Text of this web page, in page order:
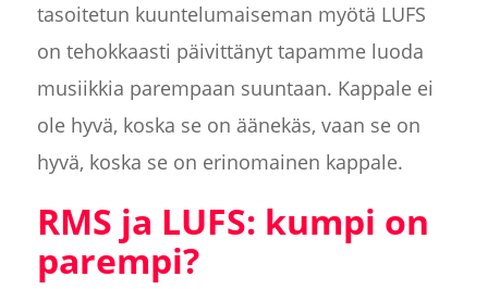
tasoitetun kuuntelumaiseman myötä LUFS
on tehokkaasti päivittänyt tapamme luoda
musiikkia parempaan suuntaan. Kappale ei
ole hyvä, koska se on äänekäs, vaan se on
hyvä, koska se on erinomainen kappale.
RMS ja LUFS: kumpi on
parempi?